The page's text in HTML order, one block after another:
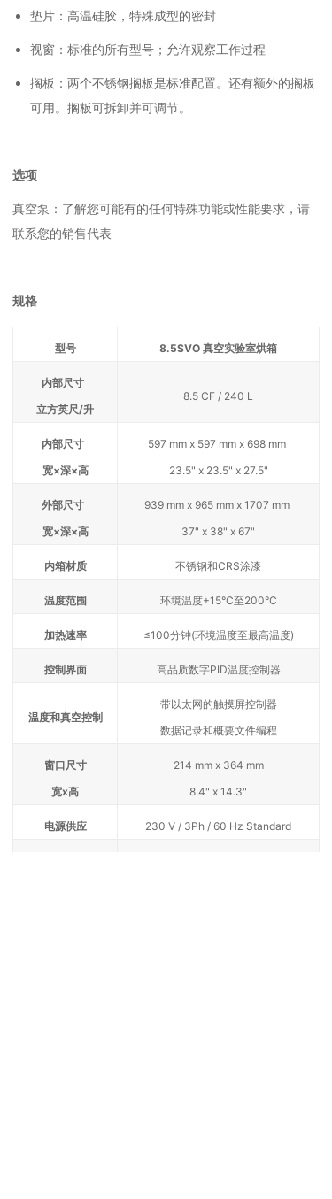
垫片：高温硅胶，特殊成型的密封
视窗：标准的所有型号；允许观察工作过程
搁板：两个不锈钢搁板是标准配置。还有额外的搁板
可用。搁板可拆卸并可调节。
选项
真空泵：了解您可能有的任何特殊功能或性能要求，请
联系您的销售代表
规格
型号 8.5SVO 真空实验室烘箱
内部尺寸
立方英尺/升
8.5 CF / 240 L
内部尺寸
宽×深×高
597 mm x 597 mm x 698 mm
23.5" x 23.5" x 27.5"
外部尺寸
宽×深×高
939 mm x 965 mm x 1707 mm
37" x 38" x 67"
内箱材质 不锈钢和CRS涂漆
温度范围 环境温度+15°C至200°C
加热速率 ≤100分钟(环境温度至最高温度)
控制界面 高品质数字PID温度控制器
温度和真空控制
带以太网的触摸屏控制器
数据记录和概要文件编程
窗口尺寸
宽x高
214 mm x 364 mm
8.4" x 14.3"
电源供应 230 V / 3Ph / 60 Hz Standard